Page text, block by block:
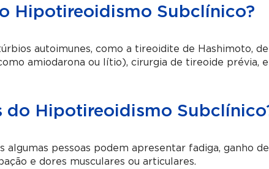
Hipotireoidismo Subclínico?
autoimunes, como a tireoidite de Hashimoto,
amiodarona ou lítio), cirurgia de tireoide prévia,
do Hipotireoidismo
algumas pessoas podem apresentar fadiga, ganho
e dores musculares ou articulares.